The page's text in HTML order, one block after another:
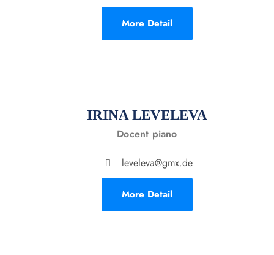
More Detail
IRINA LEVELEVA
Docent piano
leveleva@gmx.de
More Detail